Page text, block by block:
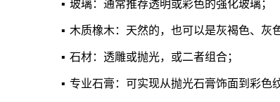
▪ 玻璃：通常推荐透明或彩色的强化玻璃；
▪ 木质橡木：天然的，也可以是灰褐色、灰
▪ 石材：透雕或抛光，或二者组合；
▪ 专业石膏：可实现从抛光石膏饰面到彩色